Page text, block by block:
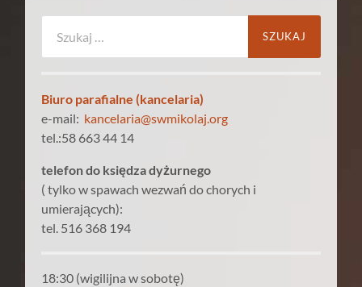
Biuro parafialne (kancelaria)
e-mail: kancelaria@swmikolaj.org
tel.:58 663 44 14
telefon do księdza dyżurnego
( tylko w spawach wezwań do chorych i
umierających):
tel. 516 368 194
18:30 (wigilijna w sobotę)